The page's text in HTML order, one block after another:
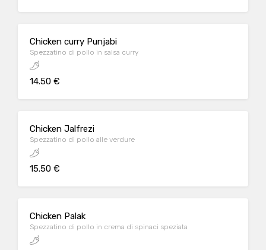
Chicken curry Punjabi
Spezzatino di pollo in salsa curry
14.50 €
Chicken Jalfrezi
Spezzatino di pollo alle verdure
15.50 €
Chicken Palak
Spezzatino di pollo in crema di spinaci speziata